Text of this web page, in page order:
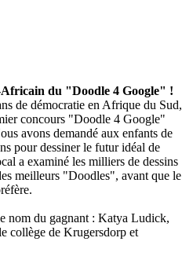
du "Doodle 4 Google" !
de démocratie en Afrique du Sud,
concours "Doodle 4 Google"
avons demandé aux enfants de
pour dessiner le futur idéal de
a examiné les milliers de dessins
meilleurs "Doodles", avant que le
nom du gagnant : Katya Ludick,
collège de Krugersdorp et